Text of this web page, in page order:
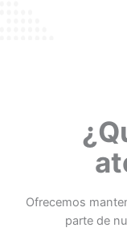
Ofrecemos
parte de